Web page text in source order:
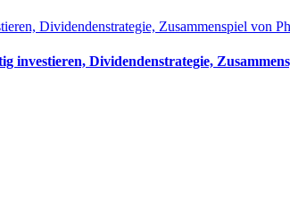
Dividendenstrategie, Zusammenspiel von
Dividendenstrategie,